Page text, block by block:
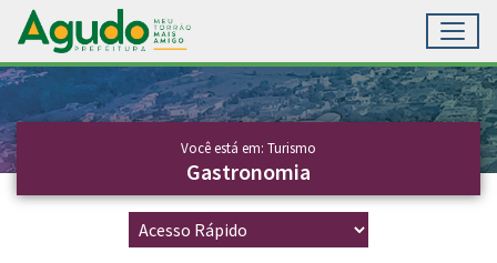
Ir para conteúdo principal
Conteúdo Principal
Você está em: Turismo
Gastronomia